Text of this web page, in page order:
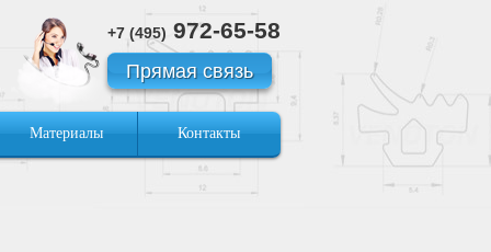
+7 (495) 972-65-58
Прямая связь
Материалы Контакты